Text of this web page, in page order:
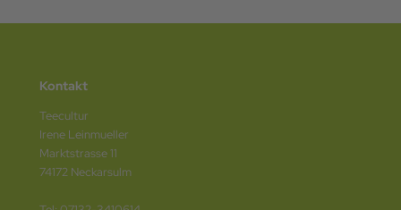
Kontakt
Teecultur
Irene Leinmueller
Marktstrasse 11
74172 Neckarsulm